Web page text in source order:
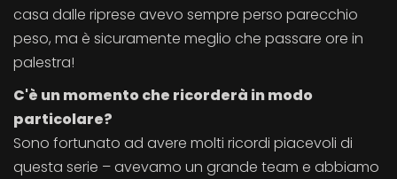
casa dalle riprese avevo sempre perso parecchio
peso, ma è sicuramente meglio che passare ore in
palestra!
C'è un momento che ricorderà in modo
particolare?
Sono fortunato ad avere molti ricordi piacevoli di
questa serie – avevamo un grande team e abbiamo